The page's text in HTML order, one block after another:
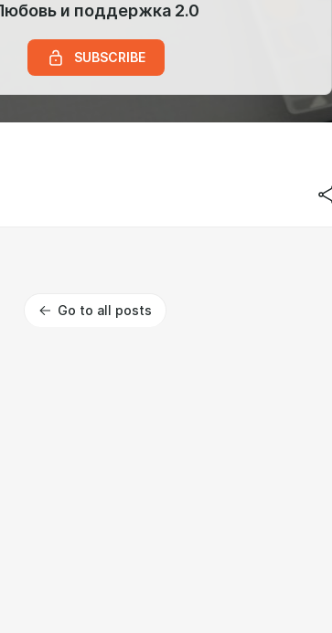
и поддержка 2.0
SUBSCRIBE
Go to all posts